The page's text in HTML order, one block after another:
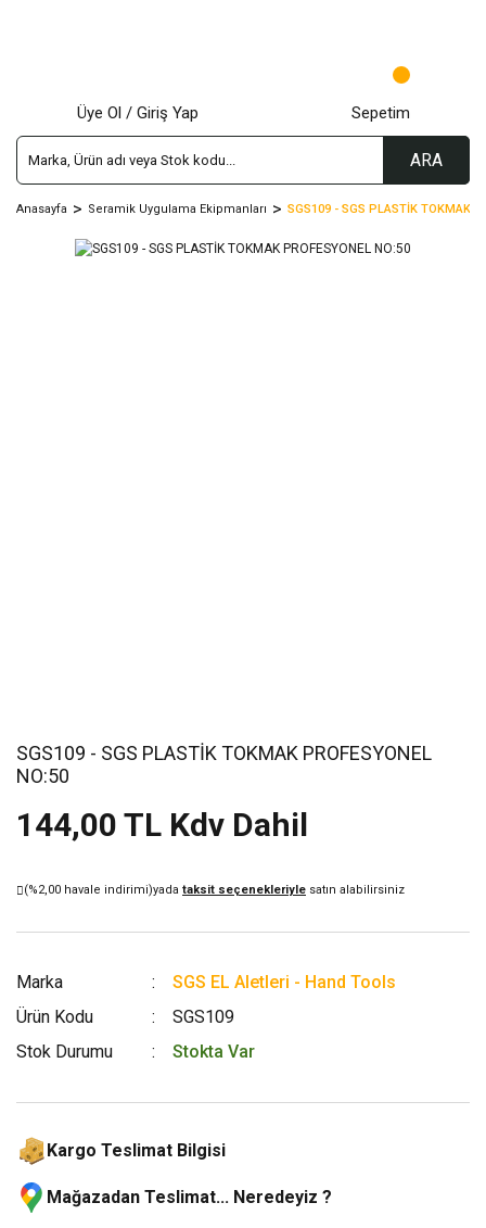
ARA
Üye Ol / Giriş Yap Sepetim
Anasayfa Seramik Uygulama Ekipmanları SGS109 - SGS PLASTİK TOKMAK
SGS109 - SGS PLASTİK TOKMAK PROFESYONEL
NO:50
144,00 TL Kdv Dahil
(%2,00 havale indirimi)yada taksit seçenekleriyle satın alabilirsiniz
Marka
SGS EL Aletleri - Hand Tools
Ürün Kodu
SGS109
Stok Durumu
Stokta Var
Kargo Teslimat Bilgisi
Mağazadan Teslimat... Neredeyiz ?